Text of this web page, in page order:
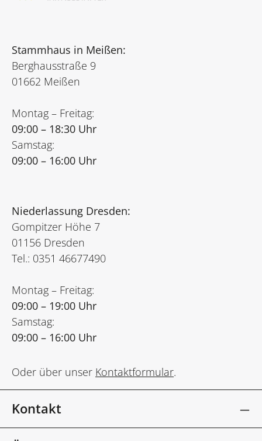
Stammhaus in Meißen:
Berghausstraße 9
01662 Meißen
Montag – Freitag:
09:00 – 18:30 Uhr
Samstag:
09:00 – 16:00 Uhr
Niederlassung Dresden:
Gompitzer Höhe 7
01156 Dresden
Tel.: 0351 46677490
Montag – Freitag:
09:00 – 19:00 Uhr
Samstag:
09:00 – 16:00 Uhr
Oder über unser Kontaktformular.
Kontakt